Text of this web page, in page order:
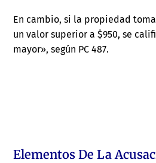
En cambio, si la propiedad
un valor superior a $950, se
mayor», según PC 487.
Elementos De La